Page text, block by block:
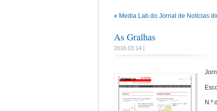
« Media Lab do Jornal de Notícias
As Gralhas
2016.03.14 |
N.º